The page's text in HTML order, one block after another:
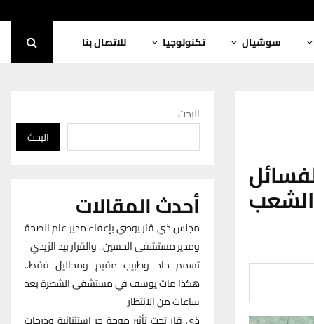
سوشيال تكنولوجيا للاتصال بنا
البحث
البحث
أحدث المقالات
مجلس ذي قار يوصي بإعفاء مدير عام الصحة
ومدير مستشفى الحسين.. والقرار بيد الزيدي
تسمم حاد وطبيب مقيم ومحاليل فقط..
هكذا مات يوسف في مستشفى الشطرة بعد
ساعات من الانتظار